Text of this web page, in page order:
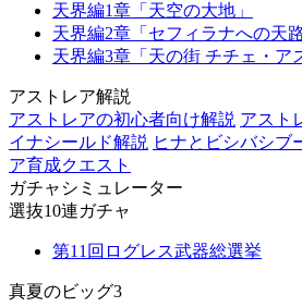
天界編1章「天空の大地」
天界編2章「セフィラナへの天路
天界編3章「天の街 チチェ・ア
アストレア解説
アストレアの初心者向け解説 アスト
イナシールド解説 ヒナとビシバシブ
ア育成クエスト
ガチャシミュレーター
選抜10連ガチャ
第11回ログレス武器総選挙
真夏のビッグ3